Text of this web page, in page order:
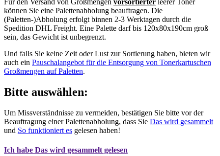
Für den Versand von Großmengen vorsortierter leerer Toner
können Sie eine Palettenabholung beauftragen. Die
(Paletten-)Abholung erfolgt binnen 2-3 Werktagen durch die
Spedition DHL Freight. Eine Palette darf bis 120x80x190cm groß
sein, das Gewicht ist unbegrenzt.
Und falls Sie keine Zeit oder Lust zur Sortierung haben, bieten wir
auch ein Pauschalangebot für die Entsorgung von Tonerkartuschen
Großmengen auf Paletten.
Bitte auswählen:
Um Missverständnisse zu vermeiden, bestätigen Sie bitte vor der
Beauftragung einer Palettenabholung, dass Sie Das wird gesammelt
und So funktioniert es gelesen haben!
Ich habe Das wird gesammelt gelesen